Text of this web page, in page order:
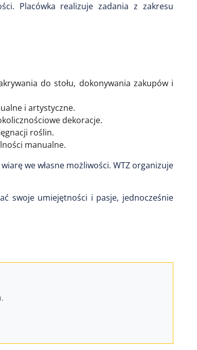
Placówka realizuje zadania z zakresu
do stołu, dokonywania zakupów i
i artystyczne.
dekoracje.
roślin.
manualne.
we własne możliwości. WTZ organizuje
swoje umiejętności i pasje, jednocześnie